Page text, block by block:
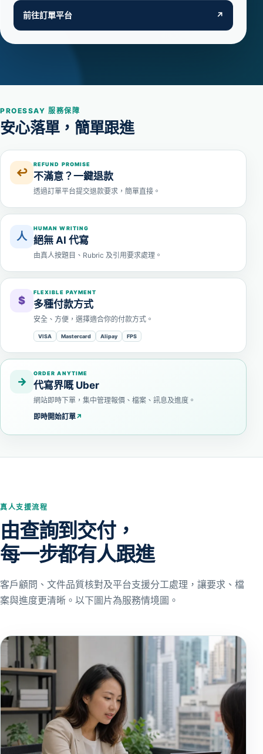
前往訂單平台 ↗
PROESSAY 服務保障
安心落單，簡單跟進
↩
REFUND PROMISE
不滿意？一鍵退款
透過訂單平台提交退款要求，簡單直接。
人
HUMAN WRITING
絕無 AI 代寫
由真人按題目、Rubric 及引用要求處理。
$
FLEXIBLE PAYMENT
多種付款方式
安全、方便，選擇適合你的付款方式。
VISA Mastercard Alipay FPS
→
ORDER ANYTIME
代寫界嘅 Uber
網站即時下單，集中管理報價、檔案、訊息及進度。
即時開始訂單↗
真人支援流程
由查詢到交付，
每一步都有人跟進
客戶顧問、文件品質核對及平台支援分工處理，讓要求、檔
案與進度更清晰。以下圖片為服務情境圖。